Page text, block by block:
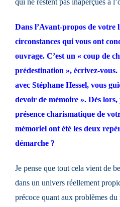
qui ne restent pas inaperçues à
Dans l’Avant-propos de votre
circonstances qui vous ont
ouvrage. C’est un « coup de
prédestination », écrivez-
avec Stéphane Hessel, vous
devoir de mémoire ». Dès
présence charismatique de
mémoriel ont été les deux
démarche ?
Je pense que tout cela vient de
dans un univers réellement
précoce quant aux problèmes